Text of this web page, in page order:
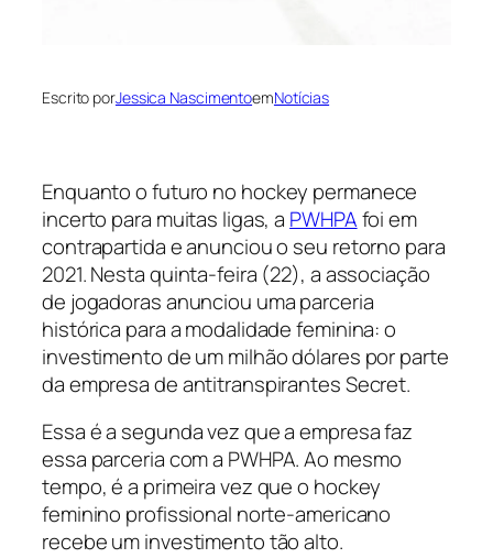
Escrito porJessica NascimentoemNotícias
Enquanto o futuro no hockey permanece
incerto para muitas ligas, a PWHPAfoi em
contrapartida e anunciou o seu retorno para
2021. Nesta quinta-feira (22), a associação
de jogadoras anunciou uma parceria
histórica para a modalidade feminina: o
investimento de um milhão dólares por parte
da empresa de antitranspirantes Secret.
Essa é a segunda vez que a empresa faz
essa parceria com a PWHPA. Ao mesmo
tempo, é a primeira vez que o hockey
feminino profissional norte-americano
recebe um investimento tão alto.